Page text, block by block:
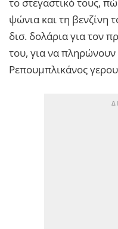
το στεγαστικό τους,
ψώνια και τη βενζίνη
δισ. δολάρια για τον
του, για να
Ρεπουμπλικάνος